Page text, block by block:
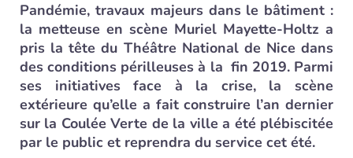
Pandémie, travaux majeurs dans le bâtiment :
la metteuse en scène Muriel Mayette-Holtz a
pris la tête du Théâtre National de Nice dans
des conditions périlleuses à la fin 2019. Parmi
ses initiatives face à la crise, la scène
extérieure qu’elle a fait construire l’an dernier
sur la Coulée Verte de la ville a été plébiscitée
par le public et reprendra du service cet été.